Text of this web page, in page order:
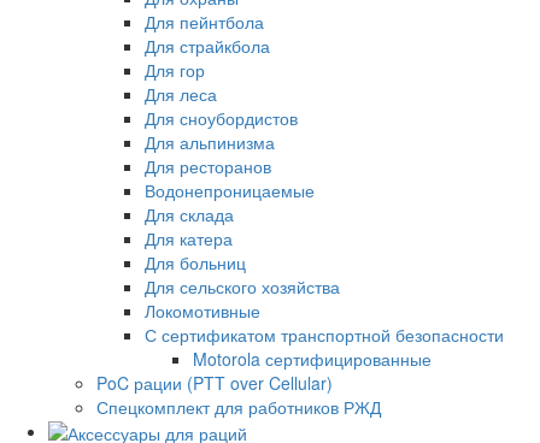
Для пейнтбола
Для страйкбола
Для гор
Для леса
Для сноубордистов
Для альпинизма
Для ресторанов
Водонепроницаемые
Для склада
Для катера
Для больниц
Для сельского хозяйства
Локомотивные
С сертификатом транспортной безопасности
Motorola сертифицированные
PoC рации (PTT over Cellular)
Спецкомплект для работников РЖД